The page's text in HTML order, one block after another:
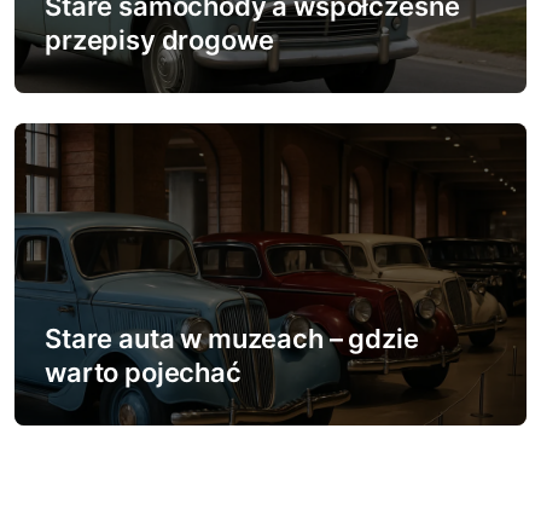
przepisy drogowe
Stare auta w muzeach – gdzie
warto pojechać